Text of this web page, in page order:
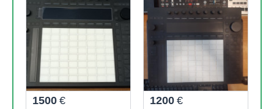
1500 € 1200 €